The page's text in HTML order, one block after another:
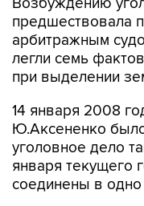
предшествовала
арбитражным
легли семь
при выделении
14 января 2008
Ю.Аксененко
уголовное дело
января текущего
соединены в